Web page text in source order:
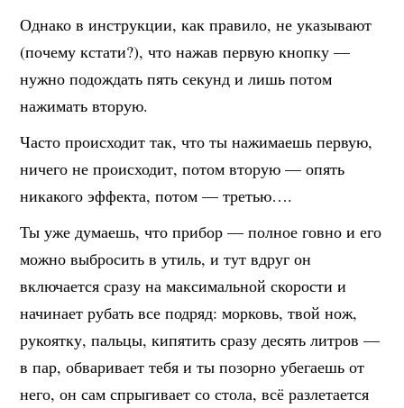
Однако в инструкции, как правило, не указывают
(почему кстати?), что нажав первую кнопку —
нужно подождать пять секунд и лишь потом
нажимать вторую.
Часто происходит так, что ты нажимаешь первую,
ничего не происходит, потом вторую — опять
никакого эффекта, потом — третью….
Ты уже думаешь, что прибор — полное говно и его
можно выбросить в утиль, и тут вдруг он
включается сразу на максимальной скорости и
начинает рубать все подряд: морковь, твой нож,
рукоятку, пальцы, кипятить сразу десять литров —
в пар, обваривает тебя и ты позорно убегаешь от
него, он сам спрыгивает со стола, всё разлетается